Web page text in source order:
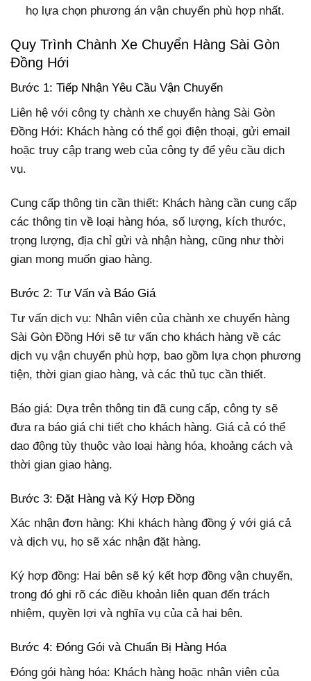
họ lựa chọn phương án vận chuyển phù hợp nhất.
Quy Trình Chành Xe Chuyển Hàng Sài Gòn
Đồng Hới
Bước 1: Tiếp Nhận Yêu Cầu Vận Chuyển
Liên hệ với công ty chành xe chuyển hàng Sài Gòn
Đồng Hới: Khách hàng có thể gọi điện thoại, gửi email
hoặc truy cập trang web của công ty để yêu cầu dịch
vụ.
Cung cấp thông tin cần thiết: Khách hàng cần cung cấp
các thông tin về loại hàng hóa, số lượng, kích thước,
trọng lượng, địa chỉ gửi và nhận hàng, cũng như thời
gian mong muốn giao hàng.
Bước 2: Tư Vấn và Báo Giá
Tư vấn dịch vụ: Nhân viên của chành xe chuyển hàng
Sài Gòn Đồng Hới sẽ tư vấn cho khách hàng về các
dịch vụ vận chuyển phù hợp, bao gồm lựa chọn phương
tiện, thời gian giao hàng, và các thủ tục cần thiết.
Báo giá: Dựa trên thông tin đã cung cấp, công ty sẽ
đưa ra báo giá chi tiết cho khách hàng. Giá cả có thể
dao động tùy thuộc vào loại hàng hóa, khoảng cách và
thời gian giao hàng.
Bước 3: Đặt Hàng và Ký Hợp Đồng
Xác nhận đơn hàng: Khi khách hàng đồng ý với giá cả
và dịch vụ, họ sẽ xác nhận đặt hàng.
Ký hợp đồng: Hai bên sẽ ký kết hợp đồng vận chuyển,
trong đó ghi rõ các điều khoản liên quan đến trách
nhiệm, quyền lợi và nghĩa vụ của cả hai bên.
Bước 4: Đóng Gói và Chuẩn Bị Hàng Hóa
Đóng gói hàng hóa: Khách hàng hoặc nhân viên của